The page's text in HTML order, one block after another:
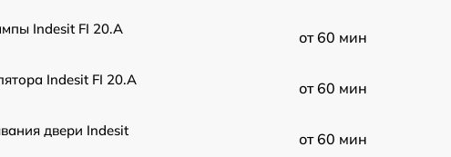
Indesit FI 20.A
от 60 мин
Indesit FI 20.A
от 60 мин
двери Indesit
от 60 мин